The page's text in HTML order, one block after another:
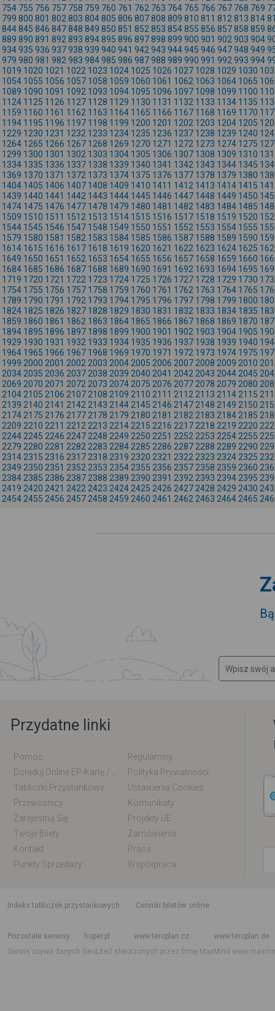
754 755 756 757 758 759 760 761 762 763 764 765 766 767 768 769
799 800 801 802 803 804805 806 807808 809 810 811 812 813 814
844845 846 847848 849 850 851 852 853 854855 856 857858 859
889 890 891 892 893 894895 896 897898 899 900 901 902 903 904
934935 936 937938 939 940 941 942 943 944945 946 947948 949
979 980 981 982 983 984985 986 987988 989 990 991 992 993 994
1019 1020 1021 1022 1023 1024 1025 1026 1027 1028 1029 1030
1054 1055 1056 1057 1058 1059 1060 1061 1062 1063 1064 1065
1089 1090 1091 1092 1093 1094 1095 1096 1097 1098 1099 1100
1124 1125 1126 1127 1128 1129 1130 1131 1132 1133 1134 1135
1159 1160 1161 1162 1163 1164 1165 1166 1167 1168 1169 1170
1194 1195 1196 1197 1198 1199 1200 1201 1202 1203 1204 1205
1229 1230 1231 1232 1233 1234 1235 1236 1237 1238 1239 1240
1264 1265 1266 1267 1268 1269 1270 1271 1272 1273 1274 1275
1299 1300 1301 1302 1303 1304 1305 1306 1307 1308 1309 1310
1334 1335 1336 1337 1338 1339 1340 1341 1342 1343 1344 1345
1369 1370 1371 1372 1373 1374 1375 1376 1377 1378 1379 1380
1404 1405 1406 1407 1408 1409 1410 1411 1412 1413 1414 1415
1439 1440 1441 1442 1443 1444 1445 1446 1447 1448 1449 1450
1474 1475 1476 1477 1478 1479 1480 1481 1482 1483 1484 1485
1509 1510 1511 1512 1513 1514 1515 1516 1517 1518 1519 1520
1544 1545 1546 1547 1548 1549 1550 1551 1552 1553 1554 1555
1579 1580 1581 1582 1583 1584 1585 1586 1587 1588 1589 1590
1614 1615 1616 1617 1618 1619 1620 1621 1622 1623 1624 1625
1649 1650 1651 1652 1653 1654 1655 1656 1657 1658 1659 1660
1684 1685 1686 1687 1688 1689 1690 1691 1692 1693 1694 1695
1719 1720 1721 1722 1723 1724 1725 1726 1727 1728 1729 1730
1754 1755 1756 1757 1758 1759 1760 1761 1762 1763 1764 1765
1789 1790 1791 1792 1793 1794 1795 1796 1797 1798 1799 1800
1824 1825 1826 1827 1828 1829 1830 1831 1832 1833 1834 1835
1859 1860 1861 1862 1863 1864 1865 1866 1867 1868 1869 1870
1894 1895 1896 1897 1898 1899 1900 1901 1902 1903 1904 1905
1929 1930 1931 1932 1933 1934 1935 1936 1937 1938 1939 1940
1964 1965 1966 1967 1968 1969 1970 1971 1972 1973 1974 1975
1999 2000 2001 2002 2003 2004 2005 2006 2007 2008 2009 2010
2034 2035 2036 2037 2038 2039 2040 2041 2042 2043 2044 2045
2069 2070 2071 2072 2073 2074 2075 2076 2077 2078 2079 2080
2104 2105 2106 2107 2108 2109 2110 2111 2112 2113 2114 2115
2139 2140 2141 2142 2143 2144 2145 2146 2147 2148 2149 2150
2174 2175 2176 2177 2178 2179 2180 2181 2182 2183 2184 2185
2209 2210 2211 2212 2213 2214 2215 2216 2217 2218 2219 2220
2244 2245 2246 2247 2248 2249 2250 2251 2252 2253 2254 2255
2279 2280 2281 2282 2283 2284 2285 2286 2287 2288 2289 2290
2314 2315 2316 2317 2318 2319 2320 2321 2322 2323 2324 2325
2349 2350 2351 2352 2353 2354 2355 2356 2357 2358 2359 2360
2384 2385 2386 2387 2388 2389 2390 2391 2392 2393 2394 2395
2419 2420 2421 2422 2423 2424 2425 2426 2427 2428 2429 2430
2454 2455 2456 2457 2458 2459 2460 2461 2462 2463 2464 2465
Przydatne linki
Pomoc
Regulaminy
Polityka Prywatności
Tabliczki Przystankowe
Ustawienia Cookies
Przewoźnicy
Komunikaty
Zarejestruj Się
Projekty UE
Twoje Bilety
Zamówienia
Kontakt
Praca
Punkty Sprzedaży
Współpraca
indeks tabliczek przystankowych
Cenniki biletów online
Pozostałe serwisy
hoper.pl www.teroplan.cz
www.teroplan.de
Serwis używa danych GeoLite2 stworzonych przez firmę MaxMind